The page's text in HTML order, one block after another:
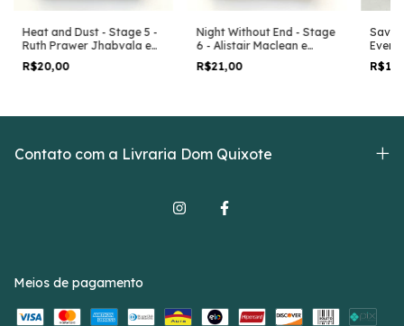
Heat and Dust - Stage 5 -
Ruth Prawer Jhabvala e
Clare West
R$20,00
Night Without End - Stage
6 - Alistair Maclean e
Margaret Naudi
R$21,00
Em
Contato com a Livraria Dom Quixote
Meios de pagamento